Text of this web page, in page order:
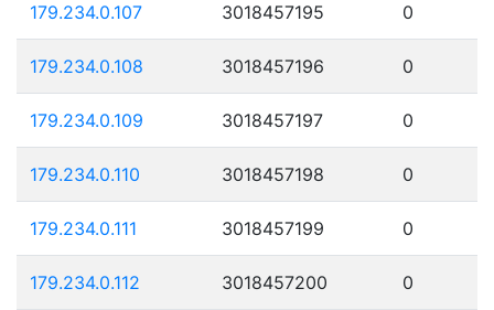
179.234.0.107 3018457195 0
179.234.0.108 3018457196 0
179.234.0.109 3018457197 0
179.234.0.110 3018457198 0
179.234.0.111 3018457199 0
179.234.0.112 3018457200 0